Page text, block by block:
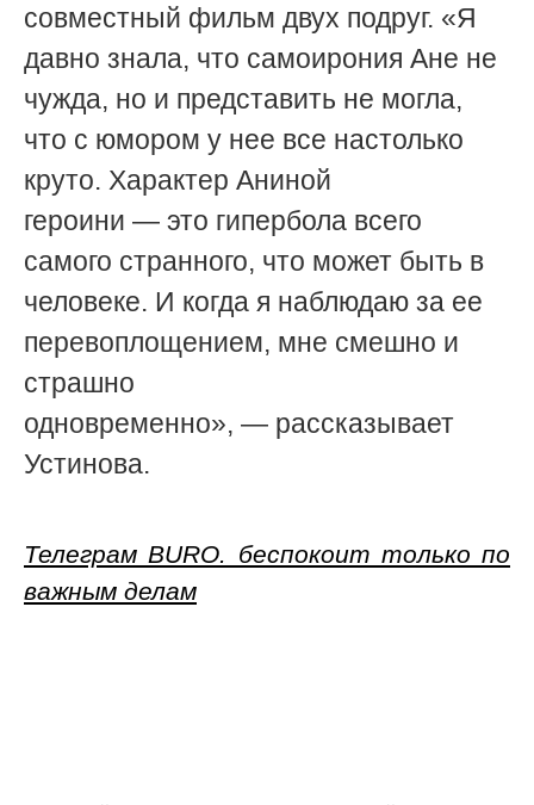
совместный фильм двух подруг. «Я
давно знала, что самоирония Ане не
чужда, но и представить не могла,
что с юмором у нее все настолько
круто. Характер Аниной
героини — это гипербола всего
самого странного, что может быть в
человеке. И когда я наблюдаю за ее
перевоплощением, мне смешно и
страшно
одновременно», — рассказывает
Устинова.
Телеграм BURO. беспокоит только по
важным делам